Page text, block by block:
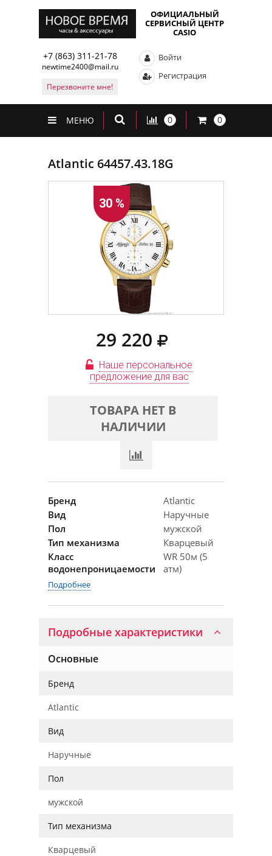
ОФИЦИАЛЬНЫЙ
СЕРВИСНЫЙ ЦЕНТР
CASIO
+7 (863) 311-21-78
newtime2400@mail.ru
Перезвоните мне!
Войти
Регистрация
МЕНЮ 0 0
Atlantic 64457.43.18G
30 %
29 220
Наше персональное
предложение для вас
ТОВАРА НЕТ В
НАЛИЧИИ
Бренд
Atlantic
Вид
Наручные
Пол
мужской
Тип механизма
Кварцевый
Класс
водонепроницаемости
WR 50м (5
атм)
Подробнее
Подробные характеристики
Основные
Бренд
Atlantic
Вид
Наручные
Пол
мужской
Тип механизма
Кварцевый